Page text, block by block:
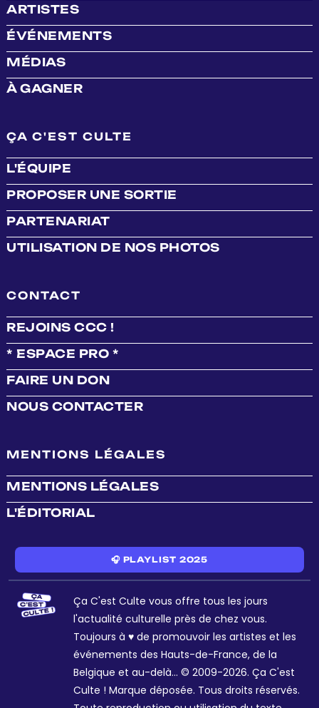
ARTISTES
ÉVÉNEMENTS
MÉDIAS
À GAGNER
ÇA C'EST CULTE
L'ÉQUIPE
PROPOSER UNE SORTIE
PARTENARIAT
UTILISATION DE NOS PHOTOS
CONTACT
REJOINS CCC !
* ESPACE PRO *
FAIRE UN DON
NOUS CONTACTER
MENTIONS LÉGALES
MENTIONS LÉGALES
L'ÉDITORIAL
🎧 PLAYLIST 2025
Ça C'est Culte vous offre tous les jours
l'actualité culturelle près de chez vous.
Toujours à ♥ de promouvoir les artistes et les
événements des Hauts-de-France, de la
Belgique et au-delà... © 2009-2026. Ça C'est
Culte ! Marque déposée. Tous droits réservés.